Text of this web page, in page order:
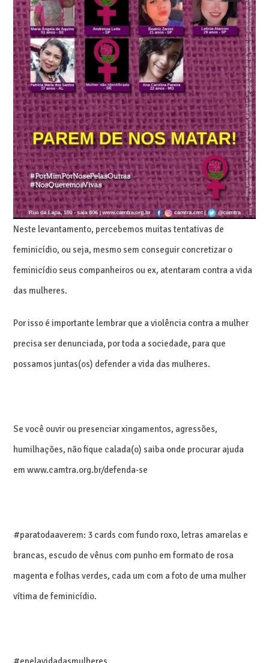
Neste levantamento, percebemos muitas tentativas de
feminicídio, ou seja, mesmo sem conseguir concretizar o
feminicídio seus companheiros ou ex, atentaram contra a vida
das mulheres.
Por isso é importante lembrar que a violência contra a mulher
precisa ser denunciada, por toda a sociedade, para que
possamos juntas(os) defender a vida das mulheres.
Se você ouvir ou presenciar xingamentos, agressões,
humilhações, não fique calada(o) saiba onde procurar ajuda
em www.camtra.org.br/defenda-se
#paratodaaverem: 3 cards com fundo roxo, letras amarelas e
brancas, escudo de vênus com punho em formato de rosa
magenta e folhas verdes, cada um com a foto de uma mulher
vítima de feminicídio.